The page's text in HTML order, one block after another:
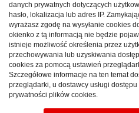
- Akcja historyczna „Z
50 zabytków na 50 – lecie
- Projekt Lednica „Razem dla
Ciekawostki dotyczące
- Z historią na Ty
danych prywatnych dotyczących
hasło, lokalizacja lub adres IP.
wyrażasz zgodę na wysyłanie cookies
okienko z tą informacją nie będzie
istnieje możliwość określenia przez
przechowywania lub uzyskiwania
cookies za pomocą ustawień
Szczegółowe informacje na ten temat
przeglądarki, u dostawcy usługi
prywatności plików cookies.